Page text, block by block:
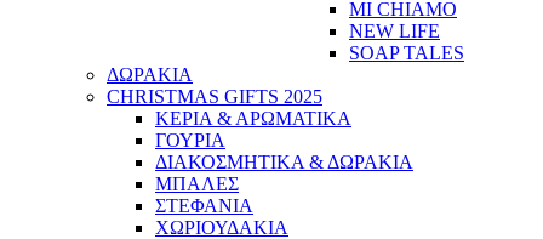
MI CHIAMO
NEW LIFE
SOAP TALES
ΔΩΡΑΚΙΑ
CHRISTMAS GIFTS 2025
ΚΕΡΙΑ & ΑΡΩΜΑΤΙΚΑ
ΓΟΥΡΙΑ
ΔΙΑΚΟΣΜΗΤΙΚΑ & ΔΩΡΑΚΙΑ
ΜΠΑΛΕΣ
ΣΤΕΦΑΝΙΑ
ΧΩΡΙΟΥΔΑΚΙΑ